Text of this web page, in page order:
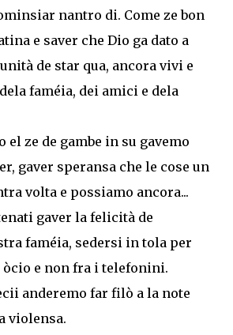
nantro di. Come ze bon
e saver che Dio ga dato a
de star qua, ancora vivi e
faméia, dei amici e dela
el ze de gambe in su gavemo
gaver speransa che le cose un
volta e possiamo ancora...
gaver la felicità de
faméia, sedersi in tola per
e non fra i telefonini.
anderemo far filò a la note
violensa.